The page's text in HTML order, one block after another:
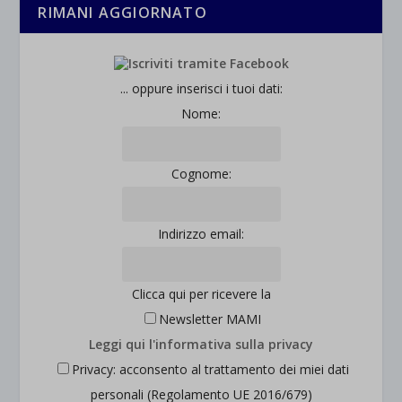
RIMANI AGGIORNATO
... oppure inserisci i tuoi dati:
Nome:
Cognome:
Indirizzo email:
Clicca qui per ricevere la
Newsletter MAMI
Leggi qui l'informativa sulla privacy
Privacy: acconsento al trattamento dei miei dati
personali (Regolamento UE 2016/679)